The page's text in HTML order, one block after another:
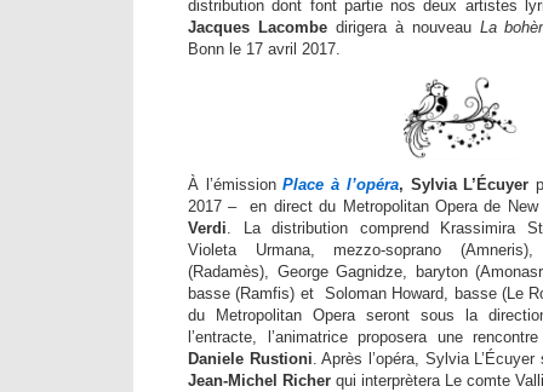
distribution dont font partie nos deux artistes
Jacques Lacombe dirigera à nouveau La
Bonn le 17 avril 2017.
À l’émissionPlace à l’opéra, Sylvia L’Écuyer
2017 – en direct du Metropolitan Opera de
Verdi. La distribution comprend Krassimira
Violeta Urmana, mezzo-soprano
(Radamès), George Gagnidze, baryton
basse (Ramfis) et Soloman Howard, basse (Le
du Metropolitan Opera seront sous la
l’entracte, l’animatrice proposera une
Daniele Rustioni. Après l’opéra, Sylvia
Jean-Michel Richer qui interprètera Le comte